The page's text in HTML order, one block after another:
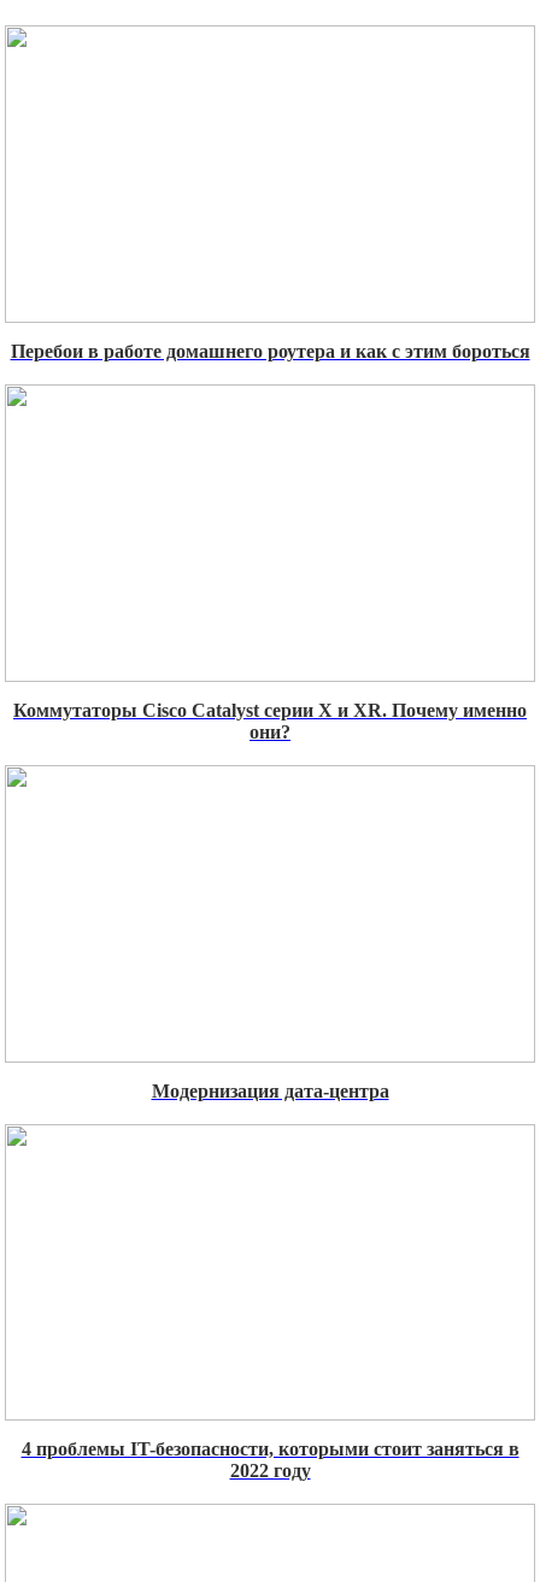
Перебои в работе домашнего роутера и как с этим бороться
Коммутаторы Cisco Catalyst серии X и XR. Почему именно
они?
Модернизация дата-центра
4 проблемы IT-безопасности, которыми стоит заняться в
2022 году